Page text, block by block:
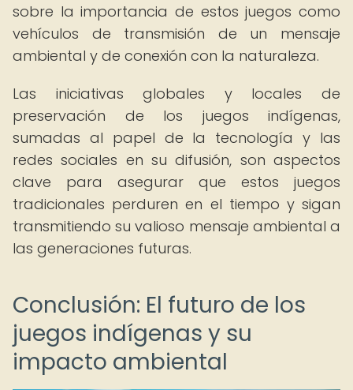
sobre la importancia de estos juegos como
vehículos de transmisión de un mensaje
ambiental y de conexión con la naturaleza.
Las iniciativas globales y locales de
preservación de los juegos indígenas,
sumadas al papel de la tecnología y las
redes sociales en su difusión, son aspectos
clave para asegurar que estos juegos
tradicionales perduren en el tiempo y sigan
transmitiendo su valioso mensaje ambiental a
las generaciones futuras.
Conclusión: El futuro de los
juegos indígenas y su
impacto ambiental